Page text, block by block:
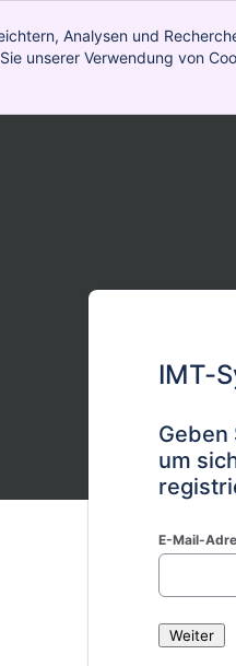
Analysen und
unserer Verwendung von
IMT-
Geben
um
E-Mail-
Weiter